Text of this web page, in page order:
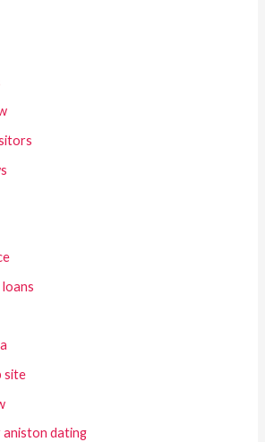
site
aniston dating